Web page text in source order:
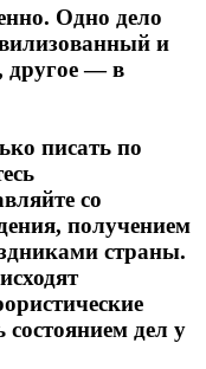
Одно дело
и
другое — в
писать по
со
получением
страны.
дел у